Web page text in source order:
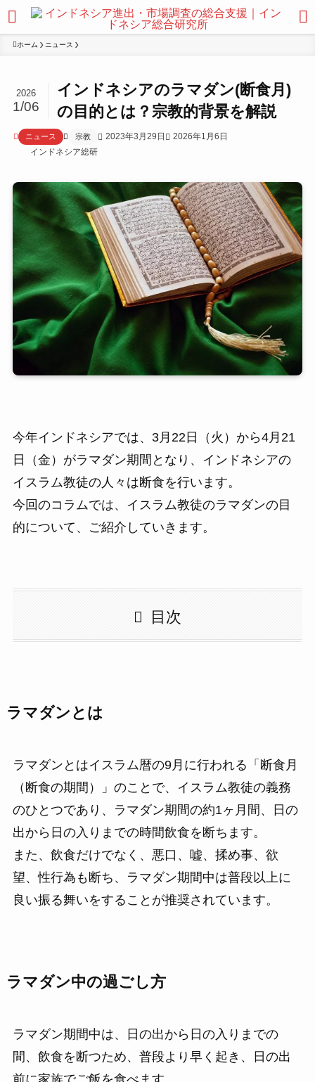
ホーム ニュース
インドネシアのラマダン(断食月)
の目的とは？宗教的背景を解説
2026
1/06
ニュース 宗教 2023年3月29日
2026年1月6日
インドネシア総研
今年インドネシアでは、3月22日（火）から4月21
日（金）がラマダン期間となり、インドネシアの
イスラム教徒の人々は断食を行います。
今回のコラムでは、イスラム教徒のラマダンの目
的について、ご紹介していきます。
目次
ラマダンとは
ラマダンとはイスラム暦の9月に行われる「断食月
（断食の期間）」のことで、イスラム教徒の義務
のひとつであり、ラマダン期間の約1ヶ月間、日の
出から日の入りまでの時間飲食を断ちます。
また、飲食だけでなく、悪口、嘘、揉め事、欲
望、性行為も断ち、ラマダン期間中は普段以上に
良い振る舞いをすることが推奨されています。
ラマダン中の過ごし方
ラマダン期間中は、日の出から日の入りまでの
間、飲食を断つため、普段より早く起き、日の出
前に家族でご飯を食べます。